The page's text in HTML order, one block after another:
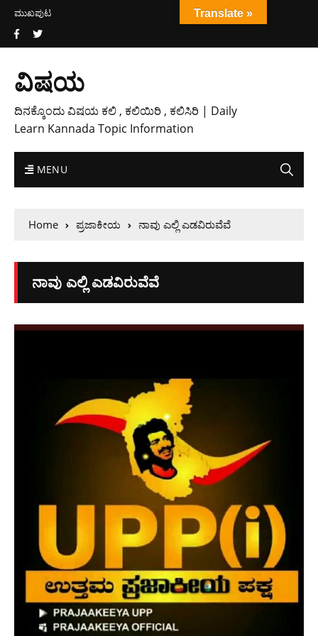
ಮುಖಪುಟ
ವಿಷಯ
ದಿನಕ್ಕೊಂದು ವಿಷಯ ಕಲಿ , ಕಲಿಯಿರಿ , ಕಲಿಸಿರಿ | Daily
Learn Kannada Topic Information
MENU
Home ಪ್ರಜಾಕೀಯ ನಾವು ಎಲ್ಲಿ ಎಡವಿರುವೆವೆ
ನಾವು ಎಲ್ಲಿ ಎಡವಿರುವೆವೆ
Translate »